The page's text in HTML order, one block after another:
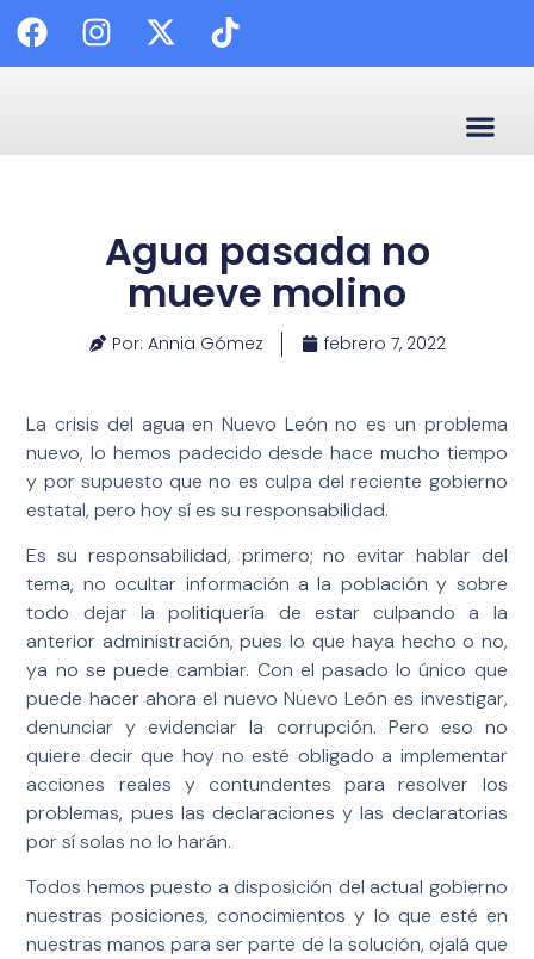
Agua pasada no
mueve molino
Por: Annia Gómez febrero 7, 2022
La crisis del agua en Nuevo León no es un problema
nuevo, lo hemos padecido desde hace mucho tiempo
y por supuesto que no es culpa del reciente gobierno
estatal, pero hoy sí es su responsabilidad.
Es su responsabilidad, primero; no evitar hablar del
tema, no ocultar información a la población y sobre
todo dejar la politiquería de estar culpando a la
anterior administración, pues lo que haya hecho o no,
ya no se puede cambiar. Con el pasado lo único que
puede hacer ahora el nuevo Nuevo León es investigar,
denunciar y evidenciar la corrupción. Pero eso no
quiere decir que hoy no esté obligado a implementar
acciones reales y contundentes para resolver los
problemas, pues las declaraciones y las declaratorias
por sí solas no lo harán.
Todos hemos puesto a disposición del actual gobierno
nuestras posiciones, conocimientos y lo que esté en
nuestras manos para ser parte de la solución, ojalá que